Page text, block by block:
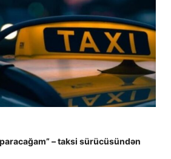
– taksi sürücüsündən